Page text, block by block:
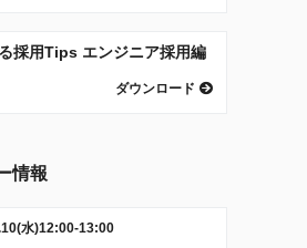
採用Tips エンジニア採用編
ダウンロード
情報
水)12:00-13:00